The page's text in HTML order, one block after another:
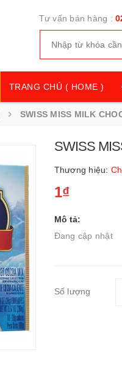
Tư vấn bán hàng :
TRANG CHỦ ( HOME )
SWISS MISS MILK
SWISS
Thương hiệu:
1₫
Mô tả:
Đang cập nhật
Số lượng